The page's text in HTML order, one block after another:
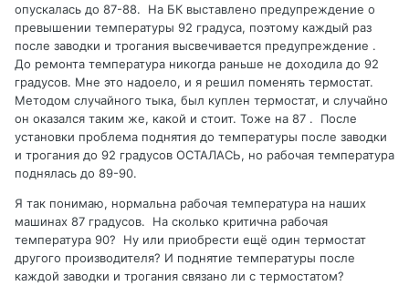
опускалась до 87-88. На БК выставлено предупреждение о
превышении температуры 92 градуса, поэтому каждый раз
после заводки и трогания высвечивается предупреждение .
До ремонта температура никогда раньше не доходила до 92
градусов. Мне это надоело, и я решил поменять термостат.
Методом случайного тыка, был куплен термостат, и случайно
он оказался таким же, какой и стоит. Тоже на 87 . После
установки проблема поднятия до температуры после заводки
и трогания до 92 градусов ОСТАЛАСЬ, но рабочая температура
поднялась до 89-90.
Я так понимаю, нормальна рабочая температура на наших
машинах 87 градусов. На сколько критична рабочая
температура 90? Ну или приобрести ещё один термостат
другого производителя? И поднятие температуры после
каждой заводки и трогания связано ли с термостатом?